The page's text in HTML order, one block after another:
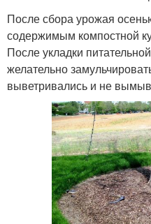
После сбора урожая
содержимым компостной
После укладки
желательно
выветривались и не